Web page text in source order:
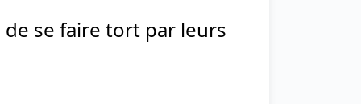
se faire tort par leurs